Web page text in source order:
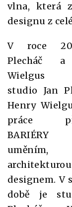
vlna, která
designu z
V roce
Plecháč
Wielgus
studio Jan
Henry
práce
uměním,
designem. V
době je